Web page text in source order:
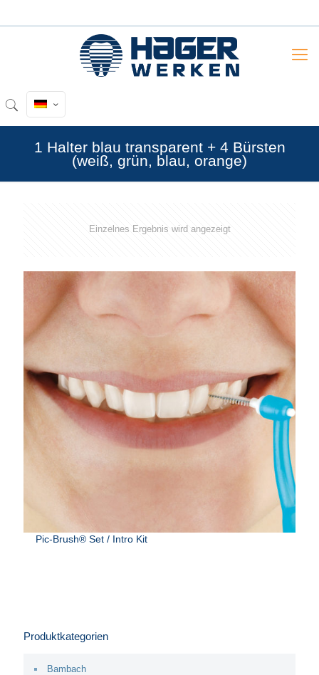
1 Halter blau transparent + 4 Bürsten
(weiß, grün, blau, orange)
Einzelnes Ergebnis wird angezeigt
Pic-Brush® Set / Intro Kit
Produktkategorien
Bambach